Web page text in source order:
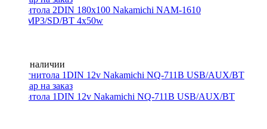
Магнитола 2DIN 180x100 Nakamichi NAM-1610
USB/MP3/SD/BT 4x50w
Нет в наличии
Магнитола 1DIN 12v Nakamichi NQ-711B USB/AUX/BT